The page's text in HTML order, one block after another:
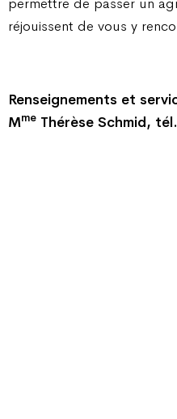
réjouissent de vous y
Renseignements et
Mme Thérèse Schmid,